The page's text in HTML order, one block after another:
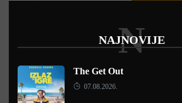
NAJNOVIJE
N
The Get Out
07.08.2026.